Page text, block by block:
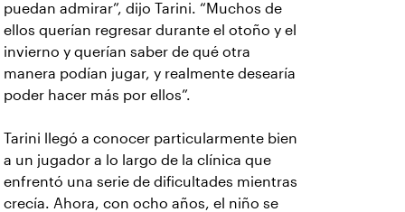
puedan admirar”, dijo Tarini. “Muchos de
ellos querían regresar durante el otoño y el
invierno y querían saber de qué otra
manera podían jugar, y realmente desearía
poder hacer más por ellos”.
Tarini llegó a conocer particularmente bien
a un jugador a lo largo de la clínica que
enfrentó una serie de dificultades mientras
crecía. Ahora, con ocho años, el niño se